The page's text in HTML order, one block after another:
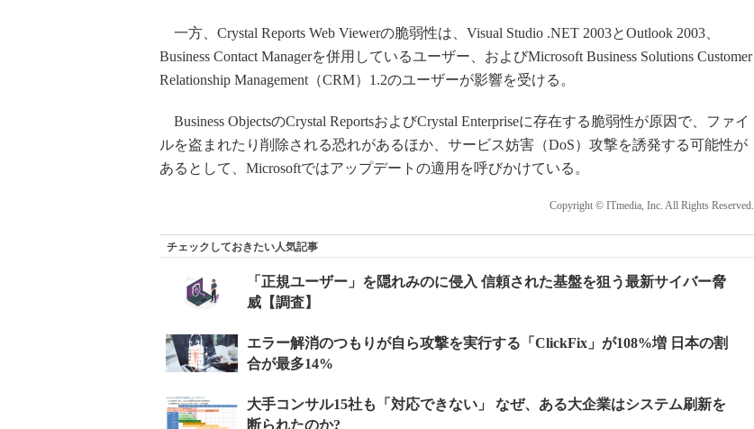
一方、Crystal Reports Web Viewerの脆弱性は、Visual Studio .NET 2003とOutlook 2003、
Business Contact Managerを併用しているユーザー、およびMicrosoft Business Solutions Customer
Relationship Management（CRM）1.2のユーザーが影響を受ける。
Business ObjectsのCrystal ReportsおよびCrystal Enterpriseに存在する脆弱性が原因で、ファイ
ルを盗まれたり削除される恐れがあるほか、サービス妨害（DoS）攻撃を誘発する可能性が
あるとして、Microsoftではアップデートの適用を呼びかけている。
Copyright © ITmedia, Inc. All Rights Reserved.
チェックしておきたい人気記事